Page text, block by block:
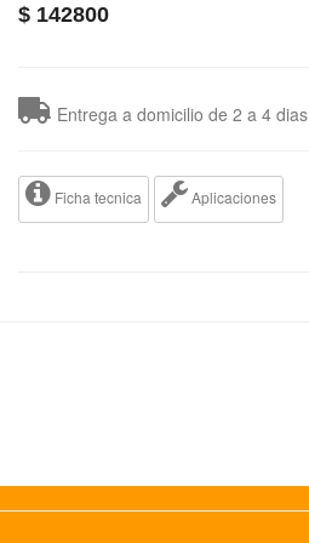
$ 142800
Entrega a domicilio de 2 a 4 dias
Ficha tecnica Aplicaciones